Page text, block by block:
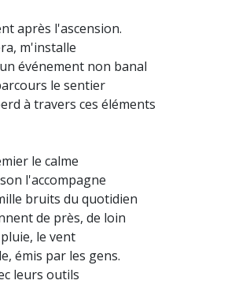
après l'ascension.
m'installe
événement non banal
le sentier
à travers ces éléments
le calme
l'accompagne
bruits du quotidien
de près, de loin
le vent
émis par les gens.
leurs outils